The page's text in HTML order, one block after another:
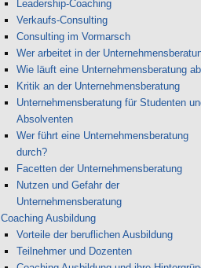
Leadership-Coaching
Verkaufs-Consulting
Consulting im Vormarsch
Wer arbeitet in der
Wie läuft eine Unternehmensberatung
Kritik an der Unternehmensberatung
Unternehmensberatung für Studenten
Absolventen
Wer führt eine Unternehmensberatung
durch?
Facetten der Unternehmensberatung
Nutzen und Gefahr der
Unternehmensberatung
Coaching Ausbildung
Vorteile der beruflichen Ausbildung
Teilnehmer und Dozenten